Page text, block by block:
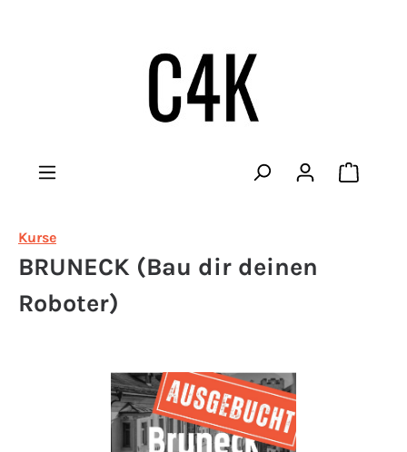
Kurse
BRUNECK (Bau dir deinen
Roboter)
Bildergalerie überspringen